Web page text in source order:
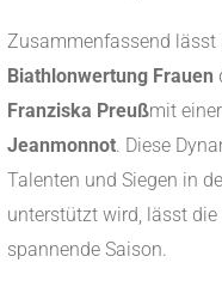
Zusammenfassend lässt
Biathlonwertung Frauen
Franziska Preußmit
Jeanmonnot. Diese
Talenten und Siegen in
unterstützt wird, lässt
spannende Saison.